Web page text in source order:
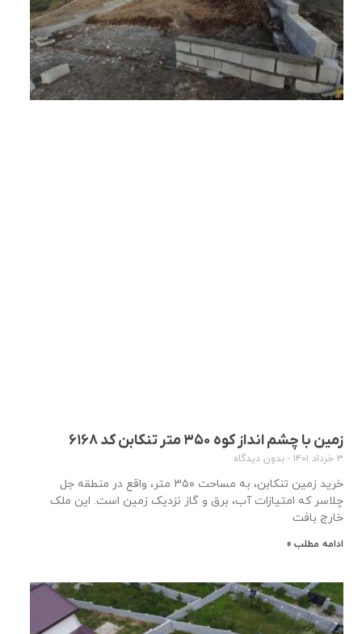
زمین با چشم انداز کوه ۳۵۰ متر تنکابن کد ۶۱۶۸
۳ خرداد ۱۴۰۱ بدون دیدگاه
خرید زمین تنکابن، به مساحت ۳۵۰ متر، واقع در منطقه جل
چلاسر که امتیازات آب، برق و گاز نزدیک زمین است. این ملک
خارج بافت
ادامه مطلب »